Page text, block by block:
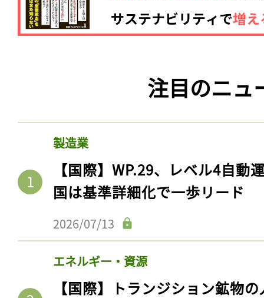
注目のニュ
製造業
【国際】WP.29、レベル4自動
国は基準詳細化で一歩リード
2026/07/13
エネルギー・資源
【国際】トランジション鉱物